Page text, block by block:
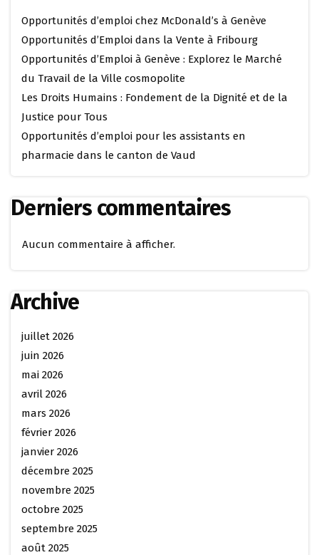
Opportunités d’emploi chez McDonald’s à Genève
Opportunités d’Emploi dans la Vente à Fribourg
Opportunités d’Emploi à Genève : Explorez le Marché
du Travail de la Ville cosmopolite
Les Droits Humains : Fondement de la Dignité et de la
Justice pour Tous
Opportunités d’emploi pour les assistants en
pharmacie dans le canton de Vaud
Derniers commentaires
Aucun commentaire à afficher.
Archive
juillet 2026
juin 2026
mai 2026
avril 2026
mars 2026
février 2026
janvier 2026
décembre 2025
novembre 2025
octobre 2025
septembre 2025
août 2025